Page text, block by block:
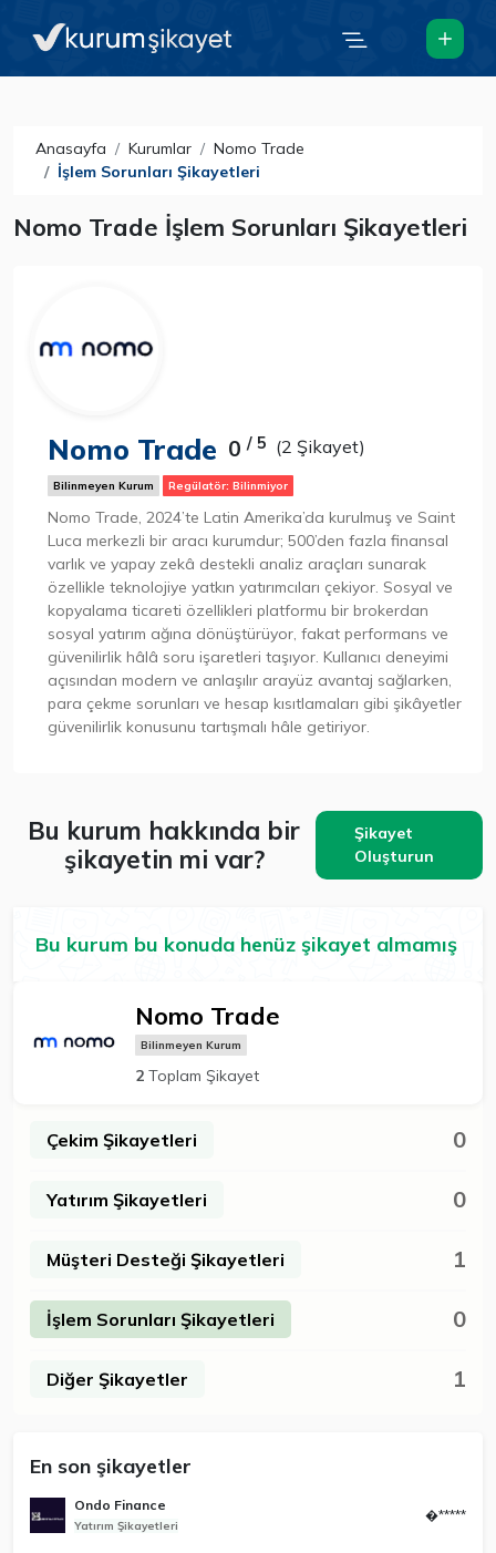
Anasayfa Kurumlar
Nomo Trade
İşlem Sorunları Şikayetleri
Nomo Trade İşlem Sorunları Şikayetleri
Nomo Trade 0/ 5 (2 Şikayet)
Bilinmeyen Kurum Regülatör: Bilinmiyor
Nomo Trade, 2024’te Latin Amerika’da kurulmuş ve Saint
Luca merkezli bir aracı kurumdur; 500’den fazla finansal
varlık ve yapay zekâ destekli analiz araçları sunarak
özellikle teknolojiye yatkın yatırımcıları çekiyor. Sosyal ve
kopyalama ticareti özellikleri platformu bir brokerdan
sosyal yatırım ağına dönüştürüyor, fakat performans ve
güvenilirlik hâlâ soru işaretleri taşıyor. Kullanıcı deneyimi
açısından modern ve anlaşılır arayüz avantaj sağlarken,
para çekme sorunları ve hesap kısıtlamaları gibi şikâyetler
güvenilirlik konusunu tartışmalı hâle getiriyor.
Bu kurum hakkında bir
şikayetin mi var?
Şikayet
Oluşturun
Bu kurum bu konuda henüz şikayet almamış
Nomo Trade
Bilinmeyen Kurum
2 Toplam Şikayet
Çekim Şikayetleri 0
Yatırım Şikayetleri 0
Müşteri Desteği Şikayetleri 1
İşlem Sorunları Şikayetleri 0
Diğer Şikayetler 1
En son şikayetler
Ondo Finance
Yatırım Şikayetleri
�*****